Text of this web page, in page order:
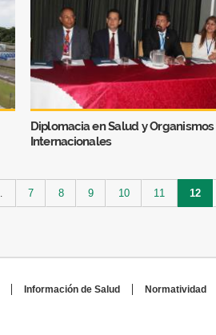
Diplomacia en Salud y Organismos
Internacionales
7 8 9 10 11 12
Información de Salud Normatividad